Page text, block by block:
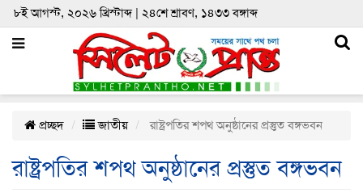
৮ই আগস্ট, ২০২৬ খ্রিস্টাব্দ | ২৪শে শ্রাবণ, ১৪৩৩ বঙ্গাব্দ
প্রচ্ছদ জাতীয় রাষ্ট্রপতির শপথ অনুষ্ঠানের প্রস্তুত বঙ্গভবন
রাষ্ট্রপতির শপথ অনুষ্ঠানের প্রস্তুত বঙ্গভবন